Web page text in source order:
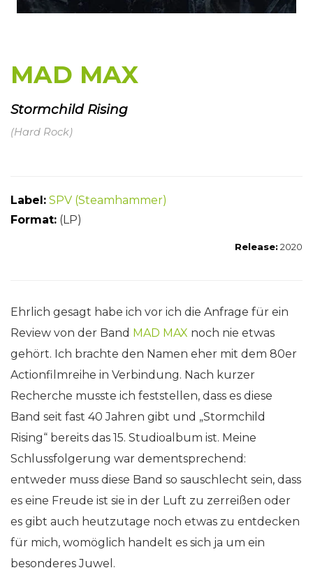
MAD MAX
Stormchild Rising
(Hard Rock)
Label: SPV (Steamhammer)
Format: (LP)
Release: 2020
Ehrlich gesagt habe ich vor ich die Anfrage für ein
Review von der Band MAD MAX noch nie etwas
gehört. Ich brachte den Namen eher mit dem 80er
Actionfilmreihe in Verbindung. Nach kurzer
Recherche musste ich feststellen, dass es diese
Band seit fast 40 Jahren gibt und „Stormchild
Rising“ bereits das 15. Studioalbum ist. Meine
Schlussfolgerung war dementsprechend:
entweder muss diese Band so sauschlecht sein, dass
es eine Freude ist sie in der Luft zu zerreißen oder
es gibt auch heutzutage noch etwas zu entdecken
für mich, womöglich handelt es sich ja um ein
besonderes Juwel.